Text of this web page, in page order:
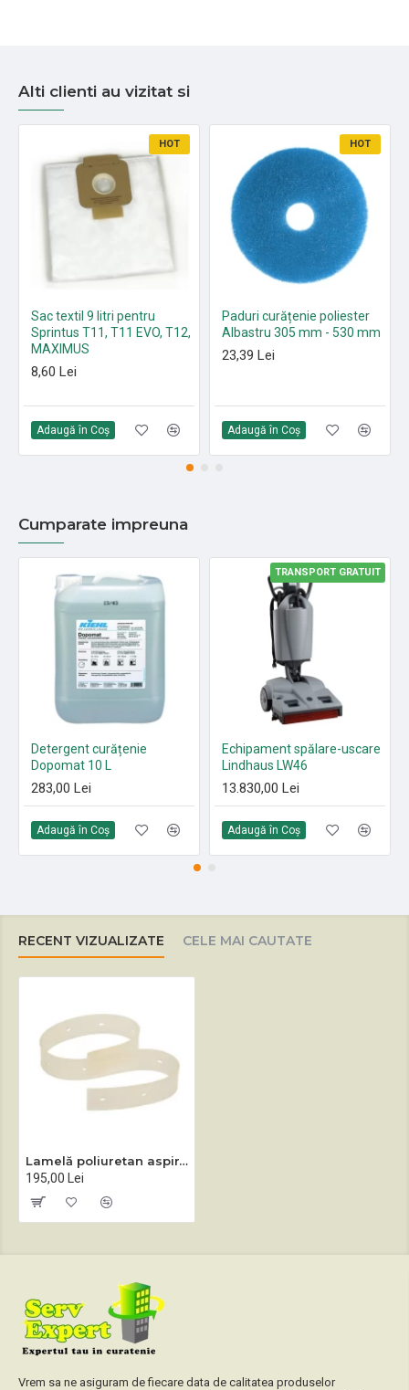
Alti clienti au vizitat si
HOT
Sac textil 9 litri pentru
Sprintus T11, T11 EVO, T12,
MAXIMUS
8,60 Lei
Adaugă în Coş
HOT
Paduri curățenie poliester
Albastru 305 mm - 530 mm
23,39 Lei
Adaugă în Coş
Cumparate impreuna
Detergent curățenie
Dopomat 10 L
283,00 Lei
Adaugă în Coş
TRANSPORT GRATUIT
Echipament spălare-uscare
Lindhaus LW46
13.830,00 Lei
Adaugă în Coş
RECENT VIZUALIZATE CELE MAI CAUTATE
Lamelă poliuretan aspirare spate Tennant T5 700 mm
195,00 Lei
Vrem sa ne asiguram de fiecare data de calitatea produselor